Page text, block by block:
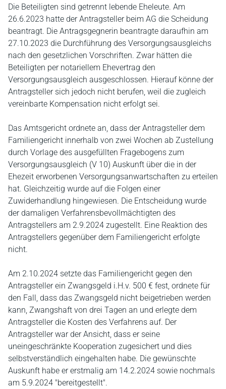
Die Beteiligten sind getrennt lebende Eheleute. Am
26.6.2023 hatte der Antragsteller beim AG die Scheidung
beantragt. Die Antragsgegnerin beantragte daraufhin am
27.10.2023 die Durchführung des Versorgungsausgleichs
nach den gesetzlichen Vorschriften. Zwar hätten die
Beteiligten per notariellem Ehevertrag den
Versorgungsausgleich ausgeschlossen. Hierauf könne der
Antragsteller sich jedoch nicht berufen, weil die zugleich
vereinbarte Kompensation nicht erfolgt sei.
Das Amtsgericht ordnete an, dass der Antragsteller dem
Familiengericht innerhalb von zwei Wochen ab Zustellung
durch Vorlage des ausgefüllten Fragebogens zum
Versorgungsausgleich (V 10) Auskunft über die in der
Ehezeit erworbenen Versorgungsanwartschaften zu erteilen
hat. Gleichzeitig wurde auf die Folgen einer
Zuwiderhandlung hingewiesen. Die Entscheidung wurde
der damaligen Verfahrensbevollmächtigten des
Antragstellers am 2.9.2024 zugestellt. Eine Reaktion des
Antragstellers gegenüber dem Familiengericht erfolgte
nicht.
Am 2.10.2024 setzte das Familiengericht gegen den
Antragsteller ein Zwangsgeld i.H.v. 500 € fest, ordnete für
den Fall, dass das Zwangsgeld nicht beigetrieben werden
kann, Zwangshaft von drei Tagen an und erlegte dem
Antragsteller die Kosten des Verfahrens auf. Der
Antragsteller war der Ansicht, dass er seine
uneingeschränkte Kooperation zugesichert und dies
selbstverständlich eingehalten habe. Die gewünschte
Auskunft habe er erstmalig am 14.2.2024 sowie nochmals
am 5.9.2024 "bereitgestellt".